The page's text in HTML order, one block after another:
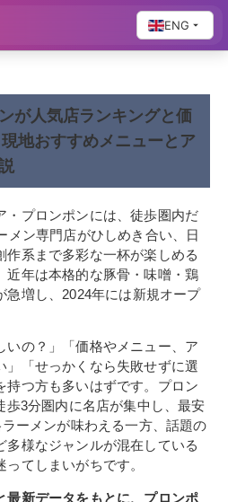
ENG
が人気店ランキングと価
地おすすめメニューとア
・プロンポンには、徒歩圏内だ
メン専門店がひしめき合い、日
作系まで多彩な一杯が楽しめる
近年は本格的な豚骨・味噌・鶏
急増し、2024年には新規オープ
いの？」「価格やメニュー、ア
」「せっかくなら失敗せずに選
つ方も多いはずです。プロン
歩3分圏内に名店が集中し、最安
ーメンが味わえる一方、話題の
多様なジャンルが混在している
てしまいがちです。
最新データをもとに、プロンポ